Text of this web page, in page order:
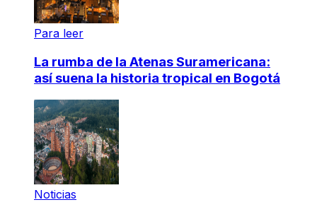
Para leer
La rumba de la Atenas Suramericana:
así suena la historia tropical en Bogotá
Noticias